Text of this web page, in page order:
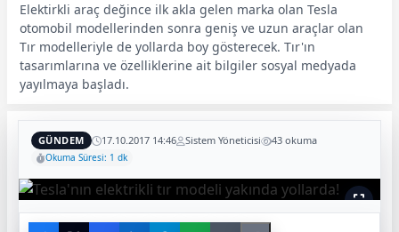
Elektirkli araç değince ilk akla gelen marka olan Tesla
otomobil modellerinden sonra geniş ve uzun araçlar olan
Tır modelleriyle de yollarda boy gösterecek. Tır'ın
tasarımlarına ve özelliklerine ait bilgiler sosyal medyada
yayılmaya başladı.
GÜNDEM 17.10.2017 14:46 Sistem Yöneticisi 43 okuma
Okuma Süresi: 1 dk